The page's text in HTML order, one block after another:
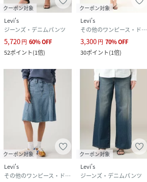
クーポン対象
Levi's
ジーンズ・デニムパンツ
5,720円 60%OFF
52ポイント(1倍)
クーポン対象
Levi's
その他のワンピース・ドレス
3,300円 70%OFF
30ポイント(1倍)
クーポン対象
Levi's
その他のワンピース・ドレス
クーポン対象
Levi's
ジーンズ・デニムパンツ